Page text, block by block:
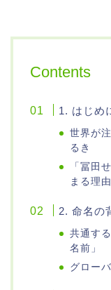
Contents
1. はじめ
世界が
るき
「冨田
まる理由
2. 命名の
共通す
名前」
グロー